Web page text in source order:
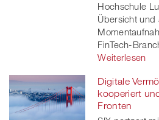
Hochschule
Übersicht und
FinTech-
Weiterlesen
Digitale
kooperiert
Fronten